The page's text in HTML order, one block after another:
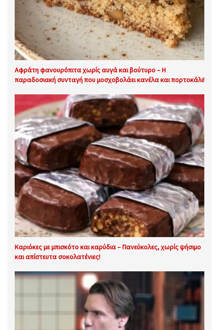
Αφράτη φανουρόπιτα χωρίς αυγά και βούτυρο – Η
παραδοσιακή συνταγή που μοσχοβολάει κανέλα και πορτοκάλι!
Καριόκες με μπισκότο και καρύδια – Πανεύκολες, χωρίς ψήσιμο
και απίστευτα σοκολατένιες!